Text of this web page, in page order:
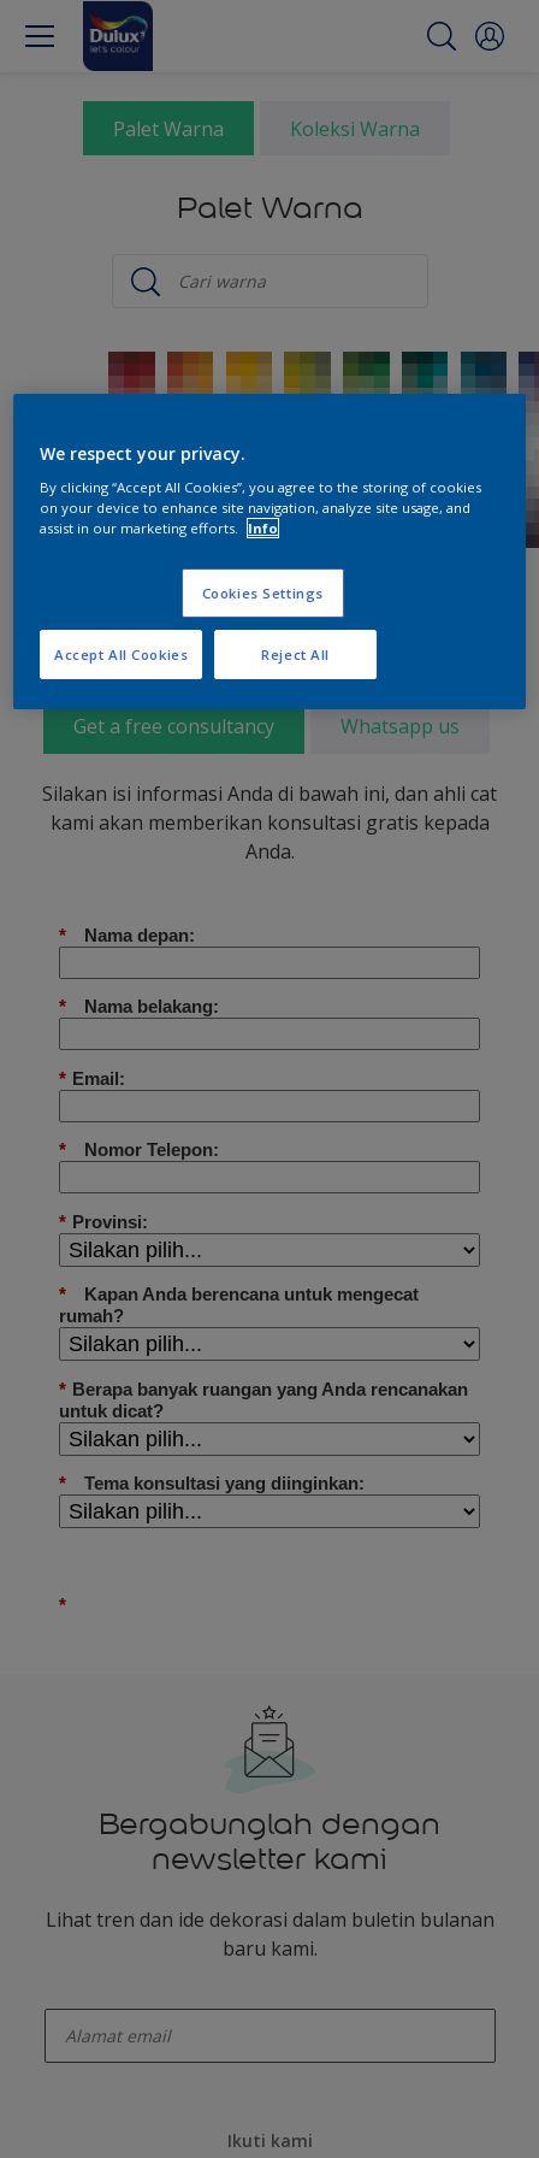
Palet Warna Koleksi Warna
Palet Warna
Get a free consultancy Whatsapp us
Silakan isi informasi Anda di bawah ini, dan ahli cat
kami akan memberikan konsultasi gratis kepada
Anda.
Bergabunglah dengan
newsletter kami
Lihat tren dan ide dekorasi dalam buletin bulanan
baru kami.
Ikuti kami
We respect your privacy.
By clicking “Accept All Cookies”, you agree to the storing of cookies
on your device to enhance site navigation, analyze site usage, and
assist in our marketing efforts.
Info
Cookies Settings
Reject All
Accept All Cookies